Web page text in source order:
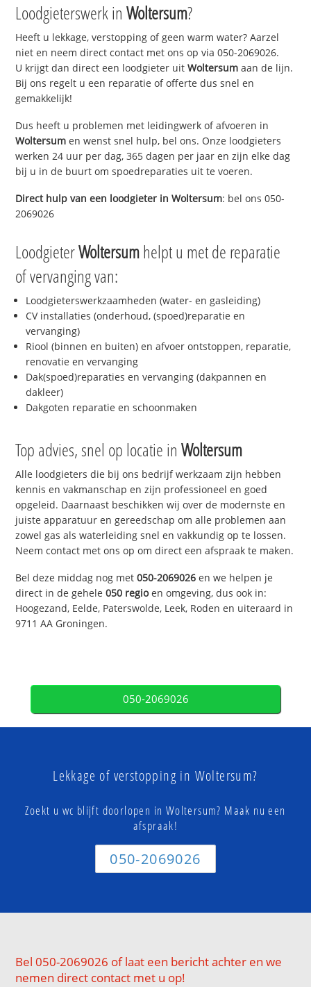
Loodgieterswerk inWoltersum?
Heeft u lekkage, verstopping of geen warm water? Aarzel
niet en neem direct contact met ons op via 050-2069026.
U krijgt dan direct een loodgieter uitWoltersum aan de lijn.
Bij ons regelt u een reparatie of offerte dus snel en
gemakkelijk!
Dus heeft u problemen met leidingwerk of afvoeren in
Woltersum en wenst snel hulp, bel ons. Onze loodgieters
werken 24 uur per dag, 365 dagen per jaar en zijn elke dag
bij u in de buurt om spoedreparaties uit te voeren.
Direct hulp van een loodgieter inWoltersum: bel ons 050-
2069026
LoodgieterWoltersumhelpt u met de reparatie
of vervanging van:
Loodgieterswerkzaamheden (water- en gasleiding)
CV installaties (onderhoud, (spoed)reparatie en
vervanging)
Riool (binnen en buiten) en afvoer ontstoppen, reparatie,
renovatie en vervanging
Dak(spoed)reparaties en vervanging (dakpannen en
dakleer)
Dakgoten reparatie en schoonmaken
Top advies, snel op locatie inWoltersum
Alle loodgieters die bij ons bedrijf werkzaam zijn hebben
kennis en vakmanschap en zijn professioneel en goed
opgeleid. Daarnaast beschikken wij over de modernste en
juiste apparatuur en gereedschap om alle problemen aan
zowel gas als waterleiding snel en vakkundig op te lossen.
Neem contact met ons op om direct een afspraak te maken.
Bel deze middag nog met050-2069026 en we helpen je
direct in de gehele050 regioen omgeving, dus ook in:
Hoogezand, Eelde, Paterswolde, Leek, Roden en uiteraard in
9711 AA Groningen.
050-2069026
Lekkage of verstopping in Woltersum?
Zoekt u wc blijft doorlopen in Woltersum? Maak nu een
afspraak!
050-2069026
Bel 050-2069026 of laat een bericht achter en we
nemen direct contact met u op!